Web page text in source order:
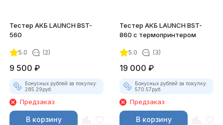
Тестер АКБ LAUNCH BST-
560
5.0 (2)
9 500 ₽
Бонусных рублей за покупку:
285.29руб.
Предзаказ
В корзину
Тестер АКБ LAUNCH BST-
860 с термопринтером
5.0 (3)
19 000 ₽
Бонусных рублей за покупку:
570.57руб.
Предзаказ
В корзину